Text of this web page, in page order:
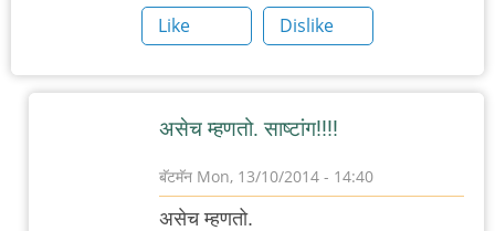
Like
Dislike
असेच म्हणतो. साष्टांग!!!!
बॅटमॅन Mon, 13/10/2014 - 14:40
In
असेच म्हणतो.